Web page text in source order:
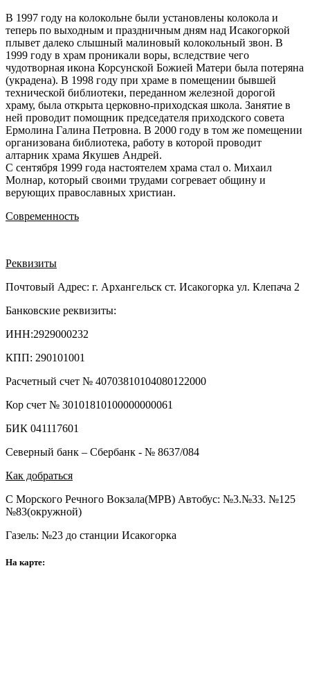
В 1997 году на колокольне были установлены колокола и
теперь по выходным и праздничным дням над Исакогоркой
плывет далеко слышный малиновый колокольный звон. В
1999 году в храм проникали воры, вследствие чего
чудотворная икона Корсунской Божией Матери была потеряна
(украдена). В 1998 году при храме в помещении бывшей
технической библиотеки, переданном железной дорогой
храму, была открыта церковно-приходская школа. Занятие в
ней проводит помощник председателя приходского совета
Ермолина Галина Петровна. В 2000 году в том же помещении
организована библиотека, работу в которой проводит
алтарник храма Якушев Андрей.
С сентября 1999 года настоятелем храма стал о. Михаил
Молнар, который своими трудами согревает общину и
верующих православных христиан.
Современность
Реквизиты
Почтовый Адрес: г. Архангельск ст. Исакогорка ул. Клепача 2
Банковские реквизиты:
ИНН:2929000232
КПП: 290101001
Расчетный счет № 40703810104080122000
Кор счет № 30101810100000000061
БИК 041117601
Северный банк – Сбербанк - № 8637/084
Как добраться
С Морского Речного Вокзала(МРВ) Автобус: №3.№33. №125
№83(окружной)
Газель: №23 до станции Исакогорка
На карте: